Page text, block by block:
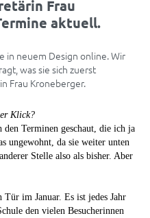
Frau
aktuell.
in neuem Design online. Wir
was sie sich zuerst
Frau Kroneberger.
Klick?
den Terminen geschaut, die ich ja
ungewohnt, da sie weiter unten
Stelle also als bisher. Aber
Tür im Januar. Es ist jedes Jahr
den vielen Besucherinnen